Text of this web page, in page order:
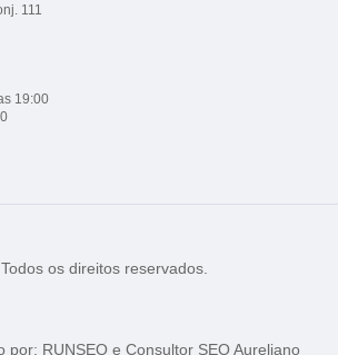
111
19:00
os direitos reservados.
por: RUNSEO e Consultor SEO Aureliano